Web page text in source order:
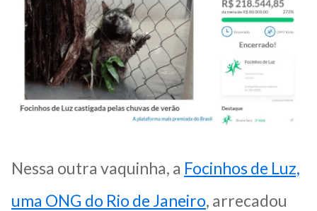
Nessa outra vaquinha, a Focinhos de Luz,
uma ONG do Rio de Janeiro, arrecadou